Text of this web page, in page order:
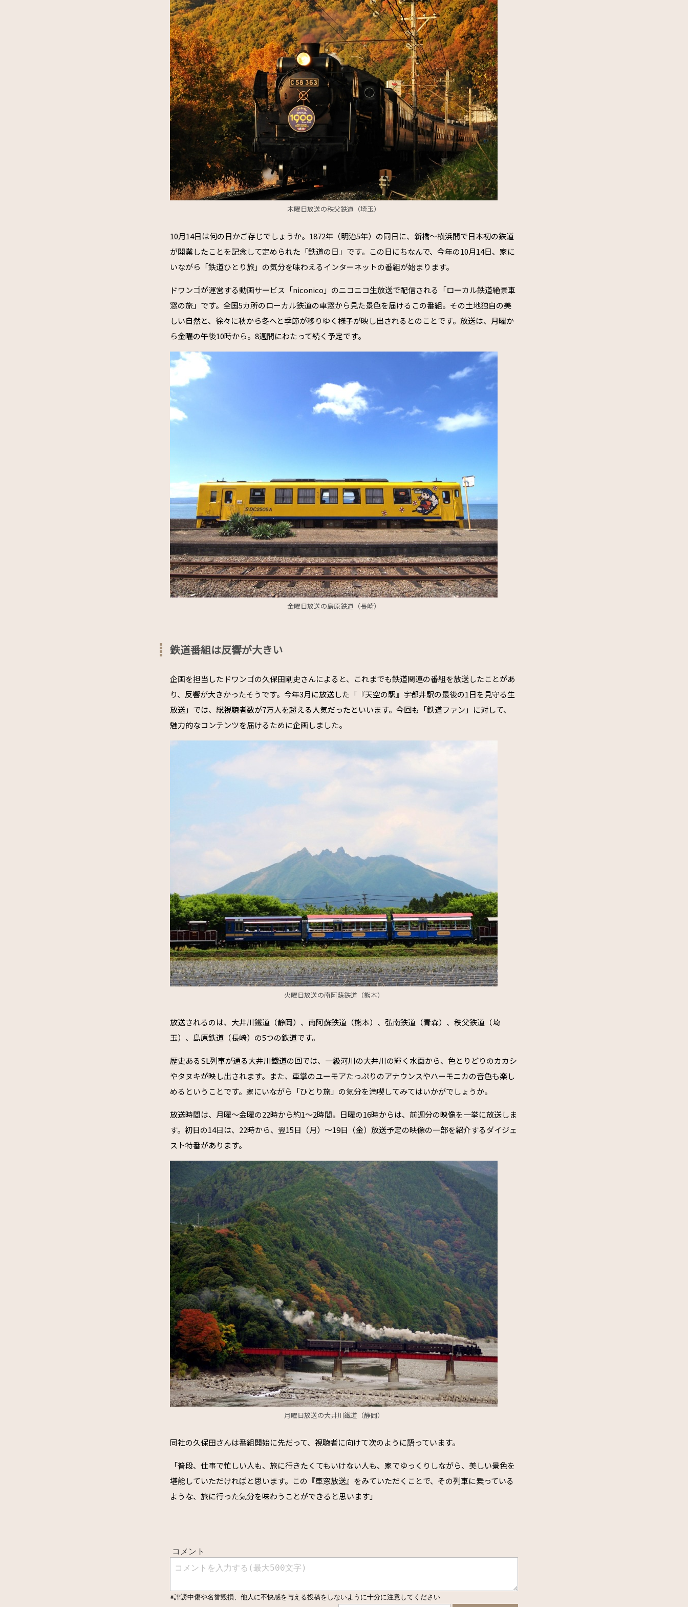
木曜日放送の秩父鉄道（埼玉）
10月14日は何の日かご存じでしょうか。1872年（明治5年）の同日に、新橋〜横浜間で日本初の鉄道
が開業したことを記念して定められた「鉄道の日」です。この日にちなんで、今年の10月14日、家に
いながら「鉄道ひとり旅」の気分を味わえるインターネットの番組が始まります。
ドワンゴが運営する動画サービス「niconico」のニコニコ生放送で配信される「ローカル鉄道絶景車
窓の旅」です。全国5カ所のローカル鉄道の車窓から見た景色を届けるこの番組。その土地独自の美
しい自然と、徐々に秋から冬へと季節が移りゆく様子が映し出されるとのことです。放送は、月曜か
ら金曜の午後10時から。8週間にわたって続く予定です。
金曜日放送の島原鉄道（長崎）
鉄道番組は反響が大きい
企画を担当したドワンゴの久保田剛史さんによると、これまでも鉄道関連の番組を放送したことがあ
り、反響が大きかったそうです。 今年3月に放送した「『天空の駅』宇都井駅の最後の1日を見守る生
放送」では、総視聴者数が7万人を超える人気だったといいます。今回も「鉄道ファン」に対して、
魅力的なコンテンツを届けるために企画しました。
火曜日放送の南阿蘇鉄道（熊本）
放送されるのは、大井川鐵道（静岡）、南阿蘇鉄道（熊本）、弘南鉄道（青森）、秩父鉄道（埼
玉）、島原鉄道（長崎）の5つの鉄道です。
歴史あるSL列車が通る大井川鐵道の回では、一級河川の大井川の輝く水面から、色とりどりのカカシ
やタヌキが映し出されます。また、車掌のユーモアたっぷりのアナウンスやハーモニカの音色も楽し
めるということです。家にいながら「ひとり旅」の気分を満喫してみてはいかがでしょうか。
放送時間は、月曜～金曜の22時から約1〜2時間。日曜の16時からは、前週分の映像を一挙に放送しま
す。初日の14日は、22時から、翌15日（月）〜19日（金）放送予定の映像の一部を紹介するダイジェ
スト特番があります。
月曜日放送の大井川鐵道（静岡）
同社の久保田さんは番組開始に先だって、視聴者に向けて次のように語っています。
「普段、仕事で忙しい人も、旅に行きたくてもいけない人も、家でゆっくりしながら、美しい景色を
堪能していただければと思います。この『車窓放送』をみていただくことで、その列車に乗っている
ような、旅に行った気分を味わうことができると思います」